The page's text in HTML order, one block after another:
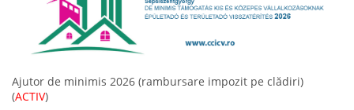
Ajutor de minimis 2026 (rambursare impozit pe clădiri)
(ACTIV)